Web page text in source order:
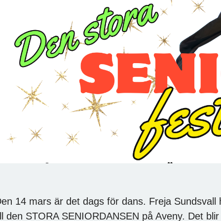
14 mars är det dags för dans. Freja
den STORA SENIORDANSEN på Aveny. Det